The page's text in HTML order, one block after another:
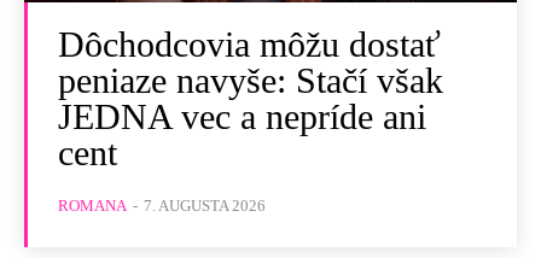
Dôchodcovia môžu dostať
peniaze navyše: Stačí však
JEDNA vec a nepríde ani
cent
ROMANA - 7. AUGUSTA 2026